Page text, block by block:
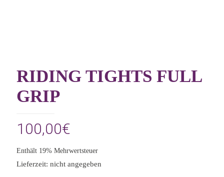
RIDING TIGHTS FULL
GRIP
100,00€
Enthält 19% Mehrwertsteuer
Lieferzeit: nicht angegeben